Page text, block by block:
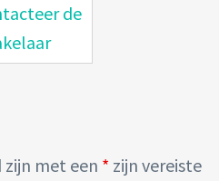
de
met een * zijn vereiste